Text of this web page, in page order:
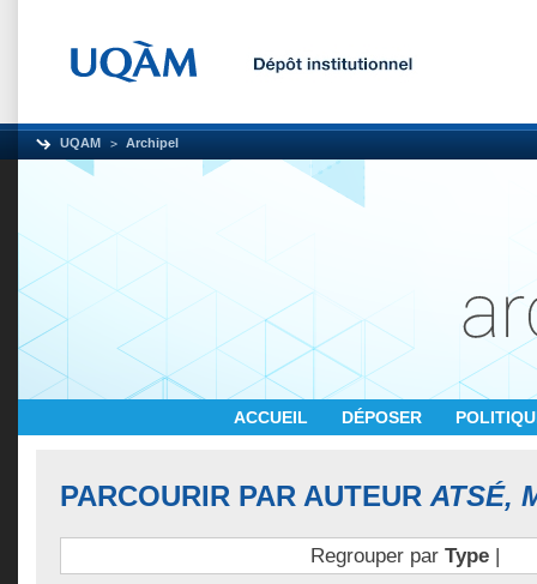
UQAM Archipel
ACCUEIL DÉPOSER
PARCOURIR PAR AUTEUR ATSÉ,
Regrouper par Type|